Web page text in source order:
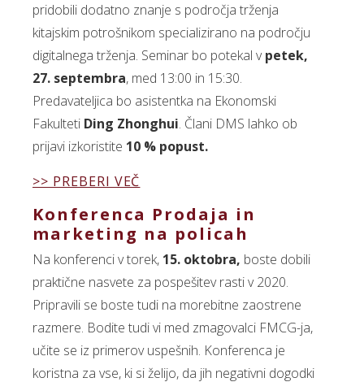
pridobili dodatno znanje s področja trženja
kitajskim potrošnikom specializirano na področju
digitalnega trženja. Seminar bo potekal vpetek,
27. septembra, med 13:00 in 15:30.
Predavateljica bo asistentka na Ekonomski
Fakulteti Ding Zhonghui. Člani DMS lahko ob
prijavi izkoristite 10 % popust.
>> PREBERI VEČ
Konferenca Prodaja in
marketing na policah
Na konferenci v torek, 15. oktobra, boste dobili
praktične nasvete za pospešitev rasti v 2020.
Pripravili se boste tudi na morebitne zaostrene
razmere. Bodite tudi vi med zmagovalci FMCG-ja,
učite se iz primerov uspešnih. Konferenca je
koristna za vse, ki si želijo, da jih negativni dogodki